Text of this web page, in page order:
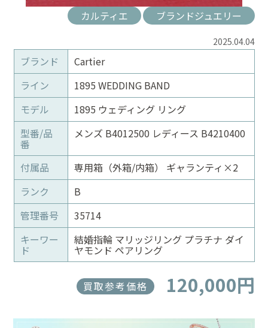
カルティエ ブランドジュエリー
2025.04.04
ブランド
Cartier
ライン
1895 WEDDING BAND
モデル
1895 ウェディング リング
型番/品
番
メンズ B4012500 レディース B4210400
付属品
専用箱（外箱/内箱） ギャランティ×2
ランク
B
管理番号
35714
キーワー
ド
結婚指輪 マリッジリング プラチナ ダイ
ヤモンド ペアリング
買取参考価格 120,000円